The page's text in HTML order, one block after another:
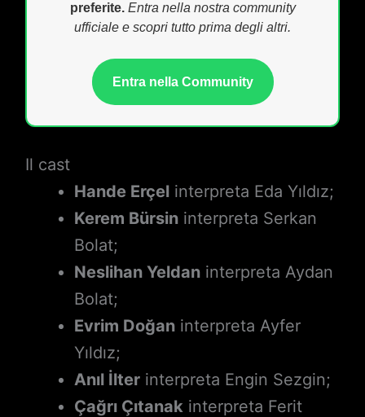
preferite. Entra nella nostra community
ufficiale e scopri tutto prima degli altri.
Entra nella Community
Il cast
Hande Erçelinterpreta Eda Yıldız;
Kerem Bürsininterpreta Serkan
Bolat;
Neslihan Yeldaninterpreta Aydan
Bolat;
Evrim Doğaninterpreta Ayfer
Yıldız;
Anıl İlterinterpreta Engin Sezgin;
Çağrı Çıtanak interpreta Ferit